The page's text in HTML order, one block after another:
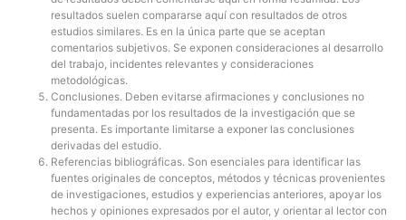
resultados suelen compararse aquí con resultados de otros
estudios similares. Es en la única parte que se aceptan
comentarios subjetivos. Se exponen consideraciones al desarrollo
del trabajo, incidentes relevantes y consideraciones
metodológicas.
Conclusiones. Deben evitarse afirmaciones y conclusiones no
fundamentadas por los resultados de la investigación que se
presenta. Es importante limitarse a exponer las conclusiones
derivadas del estudio.
Referencias bibliográficas. Son esenciales para identificar las
fuentes originales de conceptos, métodos y técnicas provenientes
de investigaciones, estudios y experiencias anteriores, apoyar los
hechos y opiniones expresados por el autor, y orientar al lector con